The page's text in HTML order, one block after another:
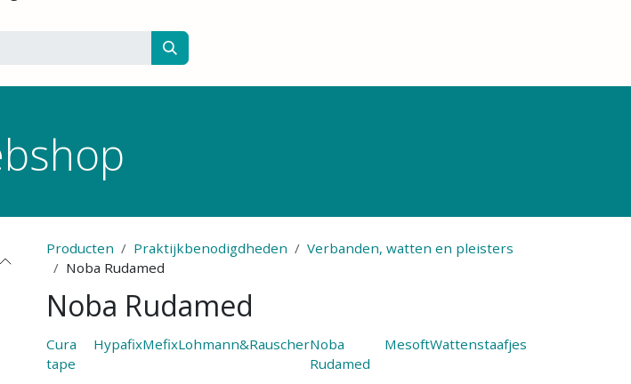
Producten Praktijkbenodigdheden
Verbanden, watten en pleisters
Noba Rudamed
Noba Rudamed
Cura
tape
HypafixMefixLohmann&RauscherNoba
Rudamed
MesoftWattenstaafjes